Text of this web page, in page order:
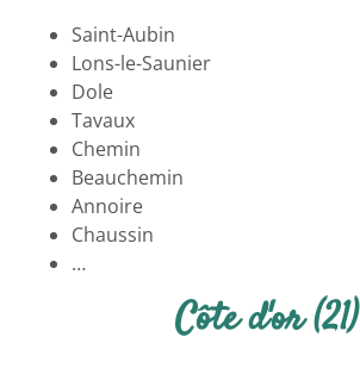
Saint-Aubin
Lons-le-Saunier
Dole
Tavaux
Chemin
Beauchemin
Annoire
Chaussin
…
Côte d'or (21)